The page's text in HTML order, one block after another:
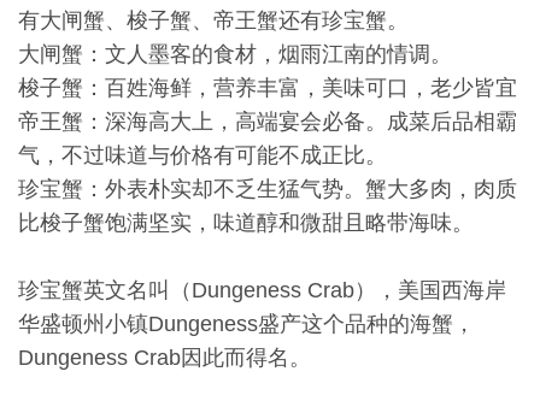
有大闸蟹、梭子蟹、帝王蟹还有珍宝蟹。
大闸蟹：文人墨客的食材，烟雨江南的情调。
梭子蟹：百姓海鲜，营养丰富，美味可口，老少皆宜
帝王蟹：深海高大上，高端宴会必备。成菜后品相霸
气，不过味道与价格有可能不成正比。
珍宝蟹：外表朴实却不乏生猛气势。蟹大多肉，肉质
比梭子蟹饱满坚实，味道醇和微甜且略带海味。
珍宝蟹英文名叫（Dungeness Crab），美国西海岸
华盛顿州小镇Dungeness盛产这个品种的海蟹，
Dungeness Crab因此而得名。